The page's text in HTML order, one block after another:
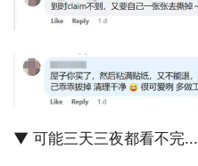
▼ 可能三天三夜都看不完...